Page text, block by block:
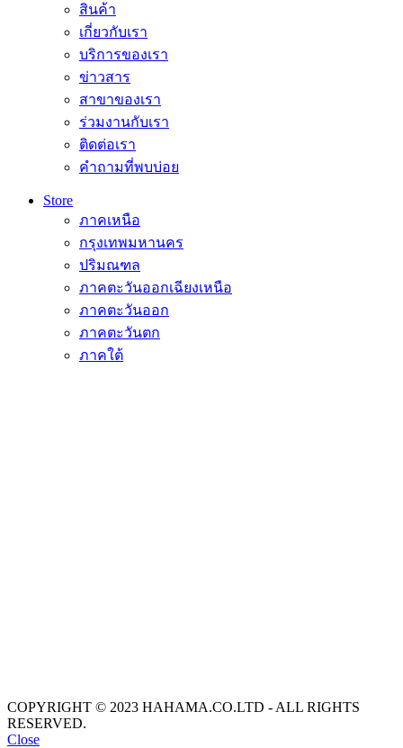
สินค้า
เกี่ยวกับเรา
บริการของเรา
ข่าวสาร
สาขาของเรา
ร่วมงานกับเรา
ติดต่อเรา
คำถามที่พบบ่อย
Store
ภาคเหนือ
กรุงเทพมหานคร
ปริมณฑล
ภาคตะวันออกเฉียงเหนือ
ภาคตะวันออก
ภาคตะวันตก
ภาคใต้
COPYRIGHT © 2023 HAHAMA.CO.LTD - ALL RIGHTS
RESERVED.
Close